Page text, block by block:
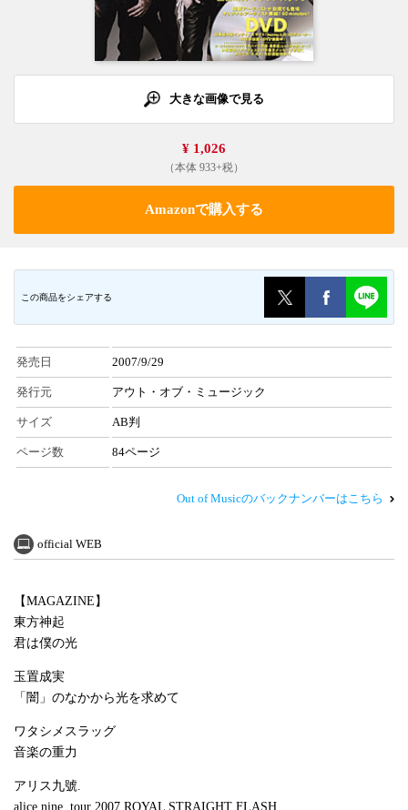
大きな画像で見る
¥ 1,026
（本体 933+税）
Amazonで購入する
この商品をシェアする
発売日 2007/9/29
発行元 アウト・オブ・ミュージック
サイズ AB判
ページ数 84ページ
Out of Musicのバックナンバーはこちら
official WEB
【MAGAZINE】
東方神起
君は僕の光
玉置成実
「闇」のなかから光を求めて
ワタシメスラッグ
音楽の重力
アリス九號.
alice nine. tour 2007 ROYAL STRAIGHT FLASH